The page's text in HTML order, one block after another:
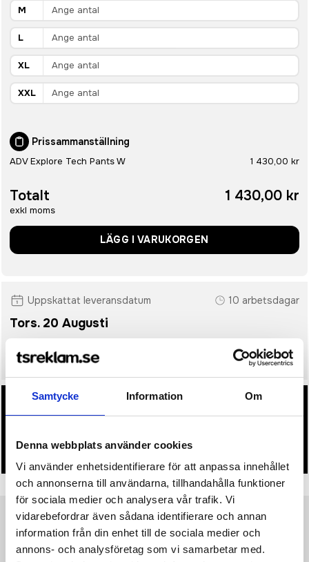
Samtycke Information Om
Denna webbplats använder cookies
Vi använder enhetsidentifierare för att anpassa innehållet
och annonserna till användarna, tillhandahålla funktioner
för sociala medier och analysera vår trafik. Vi
vidarebefordrar även sådana identifierare och annan
information från din enhet till de sociala medier och
annons- och analysföretag som vi samarbetar med.
M
L
XL
XXL
Prissammanställning
ADV Explore Tech Pants W 1 430,00 kr
Totalt
exkl moms
1 430,00 kr
LÄGG I VARUKORGEN
Uppskattat leveransdatum 10 arbetsdagar
Tors. 20 Augusti
• Snabbare leverans? Ange önskat leveransdatum i kassan.
• Tryckfil/er logo laddas upp i kassan.
ProduktinformationSpecifikationer PristabellRecensioner